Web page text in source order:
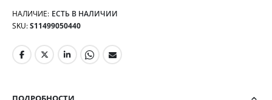
НАЛИЧИЕ: ЕСТЬ В НАЛИЧИИ
SKU S11499050440